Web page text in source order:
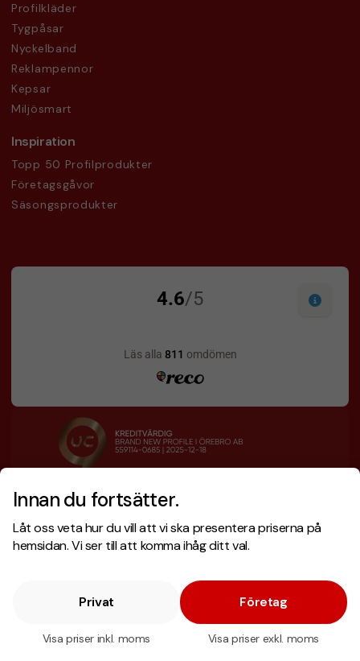
Innan du fortsätter.
Låt oss veta hur du vill att vi ska presentera priserna på
hemsidan. Vi ser till att komma ihåg ditt val.
Privat
Visa priser inkl. moms
Företag
Visa priser exkl. moms
Profilkläder
Tygpåsar
Nyckelband
Reklampennor
Kepsar
Miljösmart
Inspiration
Topp 50 Profilprodukter
Företagsgåvor
Säsongsprodukter
Designskiss inom 1 h
Fri offert
Snabb leverans
Copyright © 2026 . Brand New Profile AB